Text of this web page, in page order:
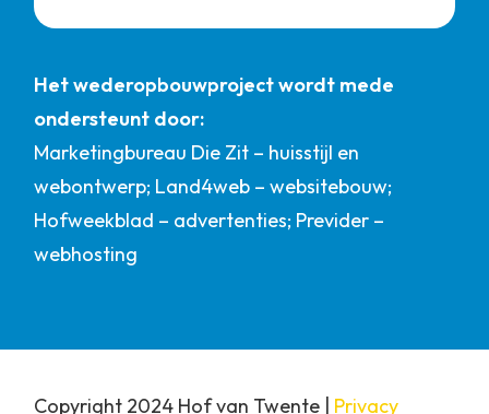
Het wederopbouwproject wordt mede
ondersteunt door:
Marketingbureau Die Zit – huisstijl en
webontwerp; Land4web – websitebouw;
Hofweekblad – advertenties; Previder –
webhosting
Copyright 2024 Hof van Twente | Privacy